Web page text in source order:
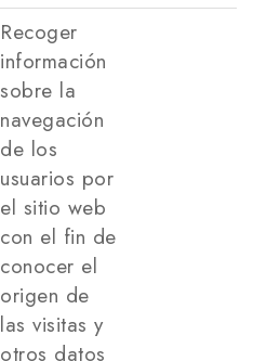
Recoger
información
sobre la
navegación
de los
usuarios por
el sitio web
con el fin de
conocer el
origen de
las visitas y
otros datos